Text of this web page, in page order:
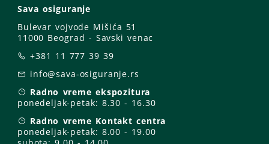
Sava osiguranje
Bulevar vojvode Mišića 51
11000 Beograd - Savski venac
+381 11 777 39 39
info@sava-osiguranje.rs
Radno vreme ekspozitura
ponedeljak-petak: 8.30 - 16.30
Radno vreme Kontakt centra
ponedeljak-petak: 8.00 - 19.00